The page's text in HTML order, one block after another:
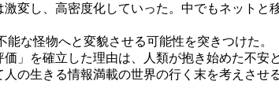
変し、高密度化していった。中でもネット
能な怪物へと変貌させる可能性を突きつけた
」を確立した理由は、人類が抱き始めた不
の生きる情報満載の世界の行く末を考えさせ